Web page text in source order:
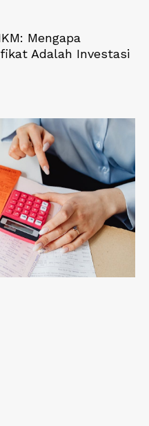
Mengapa
Adalah Investasi